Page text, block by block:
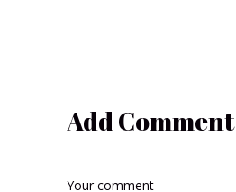
Add Comment